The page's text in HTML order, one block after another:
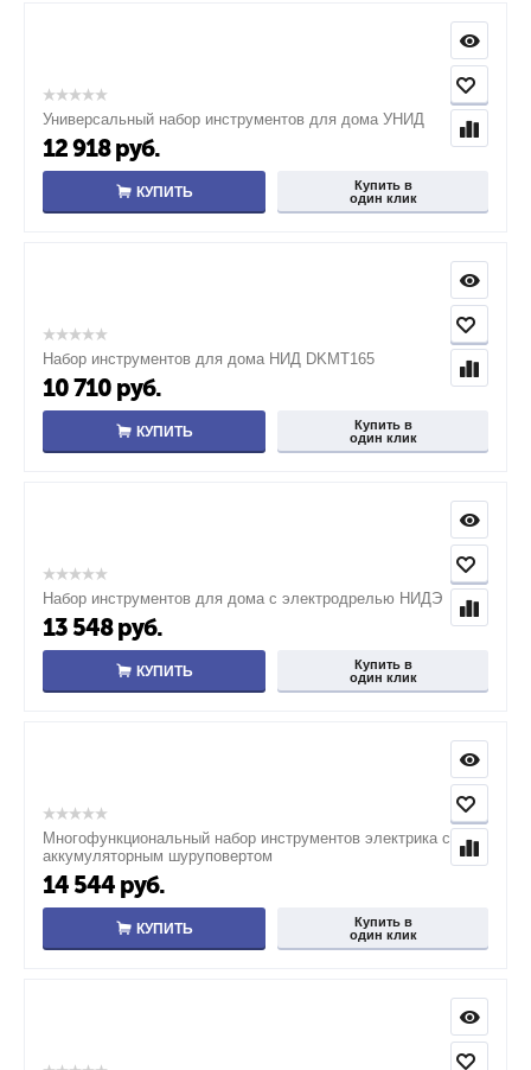
Универсальный набор инструментов для дома УНИД
12 918 руб.
КУПИТЬ
Купить в
один клик
Набор инструментов для дома НИД DKMT165
10 710 руб.
КУПИТЬ
Купить в
один клик
Набор инструментов для дома с электродрелью НИДЭ
13 548 руб.
КУПИТЬ
Купить в
один клик
Многофункциональный набор инструментов электрика с
аккумуляторным шуруповертом
14 544 руб.
КУПИТЬ
Купить в
один клик